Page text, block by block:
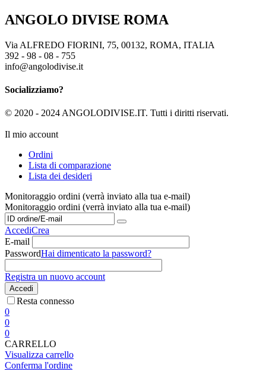
ANGOLO DIVISE ROMA
Via ALFREDO FIORINI, 75, 00132, ROMA, ITALIA
392 - 98 - 08 - 755
info@angolodivise.it
Socializziamo?
© 2020 - 2024 ANGOLODIVISE.IT. Tutti i diritti riservati.
Il mio account
Ordini
Lista di comparazione
Lista dei desideri
Monitoraggio ordini (verrà inviato alla tua e-mail)
Monitoraggio ordini (verrà inviato alla tua e-mail)
AccediCrea
E-mail
PasswordHai dimenticato la password?
Registra un nuovo account
Accedi
Resta connesso
0
0
0
CARRELLO
Visualizza carrello
Conferma l'ordine